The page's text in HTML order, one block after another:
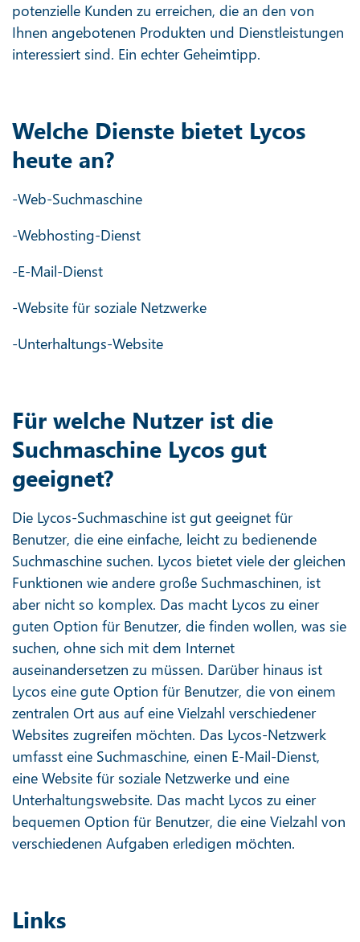
potenzielle Kunden zu erreichen, die an den von
Ihnen angebotenen Produkten und Dienstleistungen
interessiert sind. Ein echter Geheimtipp.
Welche Dienste bietet Lycos
heute an?
-Web-Suchmaschine
-Webhosting-Dienst
-E-Mail-Dienst
-Website für soziale Netzwerke
-Unterhaltungs-Website
Für welche Nutzer ist die
Suchmaschine Lycos gut
geeignet?
Die Lycos-Suchmaschine ist gut geeignet für
Benutzer, die eine einfache, leicht zu bedienende
Suchmaschine suchen. Lycos bietet viele der gleichen
Funktionen wie andere große Suchmaschinen, ist
aber nicht so komplex. Das macht Lycos zu einer
guten Option für Benutzer, die finden wollen, was sie
suchen, ohne sich mit dem Internet
auseinandersetzen zu müssen. Darüber hinaus ist
Lycos eine gute Option für Benutzer, die von einem
zentralen Ort aus auf eine Vielzahl verschiedener
Websites zugreifen möchten. Das Lycos-Netzwerk
umfasst eine Suchmaschine, einen E-Mail-Dienst,
eine Website für soziale Netzwerke und eine
Unterhaltungswebsite. Das macht Lycos zu einer
bequemen Option für Benutzer, die eine Vielzahl von
verschiedenen Aufgaben erledigen möchten.
Links